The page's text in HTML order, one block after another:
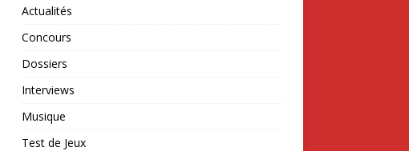
Actualités
Concours
Dossiers
Interviews
Musique
Test de Jeux